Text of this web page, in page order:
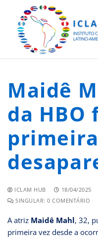
Maidê
da HBO
ICLAM HUB 18/04/2025
SINGULAR: 0 COMENTÁRIO
A atriz Maidê Mahl, 32,
primeira vez desde a